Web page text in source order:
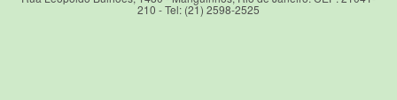
210 - Tel: (21) 2598-2525